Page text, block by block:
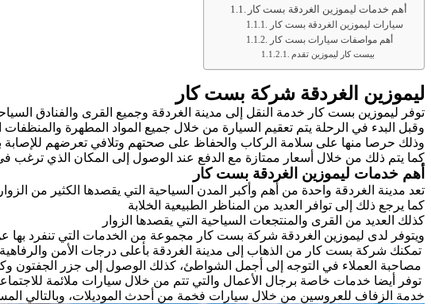
أهم خدمات ليموزين الغردقة بست كار
بيست كار ليموزين تقدم
ليموزين الغردقة شركة بست کار
توفر ليموزين بست كار خدمة النقل إلى مدينة الغردقة وجميع القرى والفنادق
وقبل البدء في الرحلة يتم تعقيم السيارة من خلال جميع المواد المطهرة والمنظفات
وذلك حرصا منها على سلامة الركاب والحفاظ على صحتهم وتلافي تعرضهم للإصابة
كما يتم ذلك من خلال أسعار ممتازة مع الدفع عند الوصول إلى المكان الذي ترغب في
أهم خدمات ليموزين الغردقة بست كار
تعد مدينة الغردقة واحدة من أهم وأكبر المدن السياحية التي يقصدها الكثير من
كما يرجع ذلك إلى توافر العديد من المناظر الطبيعية الخلابة
كذلك العديد من القرى والمنتجعات السياحية التي يقصدها الزوار
ويتوفر لدى ليموزين الغردقة شركة بست کار مجموعة من الخدمات التي تنفرد بها
تمكنك شركة بست كار من الذهاب إلى مدينة الغردقة بأعلى درجات الأمن والرفاهية
مصاحبة العملاء في التوجه إلى أجمل الشواطئ، كذلك الوصول إلى جزر الجفتون
توفر أيضا خدمات خاصة برجال الأعمال والتي تتم من خلال سيارات ملائمة
خدمة الزفاف للعروسين من خلال سيارات فخمة من أحدث الموديلات، وبالتالي